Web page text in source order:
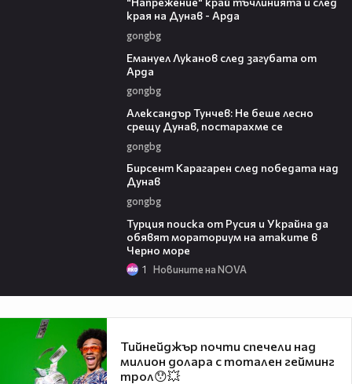
края на Дунав - Арда
gongbg
Емануел Луканов след загубата от
Арда
gongbg
Александър Тунчев: Не беше лесно
срещу Дунав, постарахме се
gongbg
Бирсент Карагарен след победата над
Дунав
gongbg
Турция поиска от Русия и Украйна да
обявят мораториум на атаките в
Черно море
1 Новините на NOVA
Тийнейджър почти спечели над
милион долара с тотален гейминг
трол😯💥